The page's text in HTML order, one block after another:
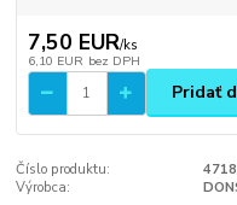
7,50 EUR/ks
6,10 EUR bez DPH
Pridať
Číslo produktu:
Výrobca: